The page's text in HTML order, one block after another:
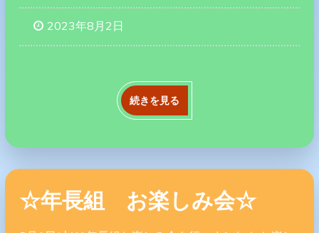
2023年8月2日
続きを見る
☆年長組 お楽しみ会☆